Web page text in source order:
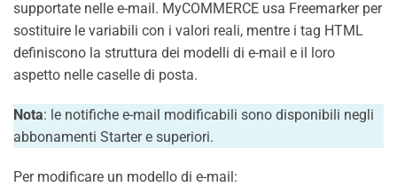
supportate nelle e-mail. MyCOMMERCE usa Freemarker per
sostituire le variabili con i valori reali, mentre i tag HTML
definiscono la struttura dei modelli di e-mail e il loro
aspetto nelle caselle di posta.
Nota: le notifiche e-mail modificabili sono disponibili negli
abbonamenti Starter e superiori.
Per modificare un modello di e-mail: